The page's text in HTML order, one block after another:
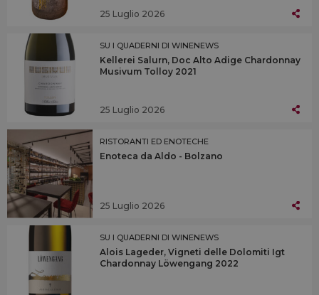
25 Luglio 2026
SU I QUADERNI DI WINENEWS
Kellerei Salurn, Doc Alto Adige Chardonnay
Musivum Tolloy 2021
25 Luglio 2026
RISTORANTI ED ENOTECHE
Enoteca da Aldo - Bolzano
25 Luglio 2026
SU I QUADERNI DI WINENEWS
Alois Lageder, Vigneti delle Dolomiti Igt
Chardonnay Löwengang 2022